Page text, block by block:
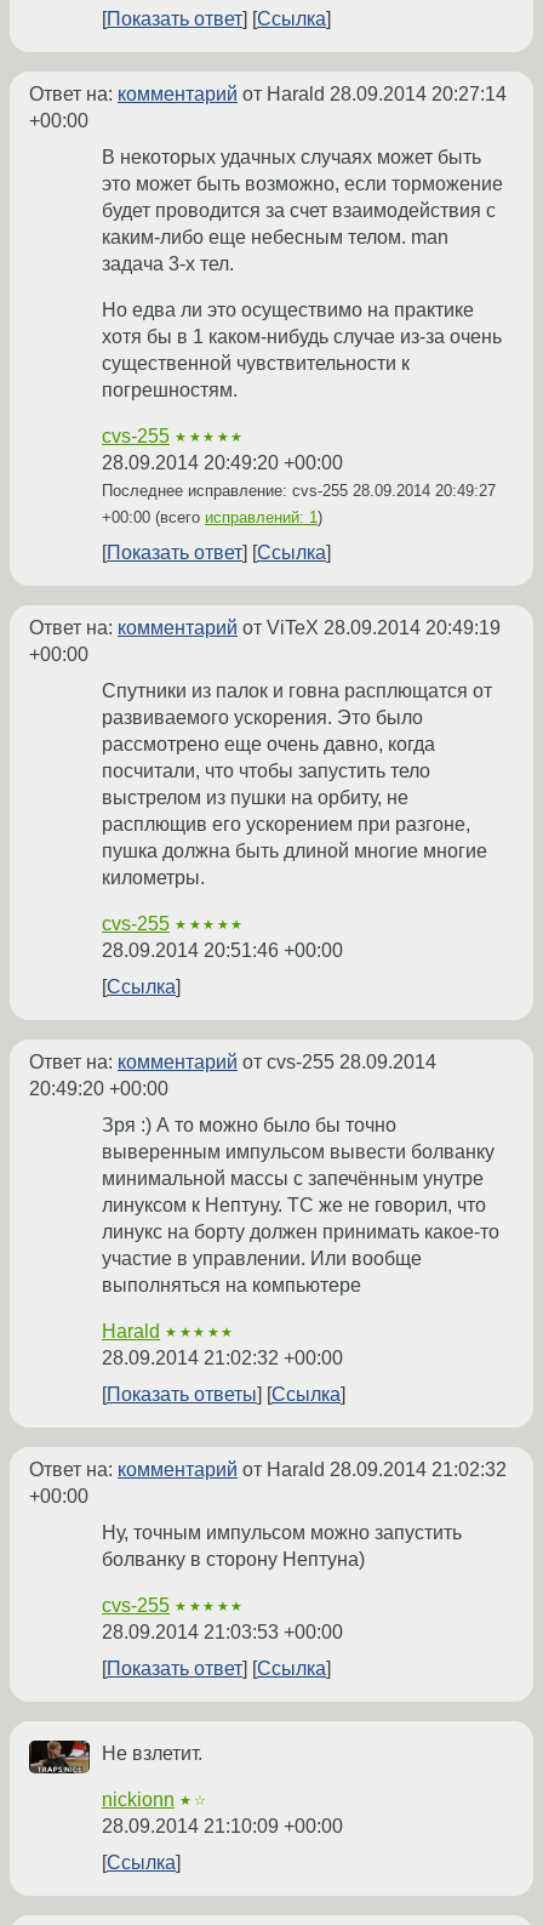
Показать ответ Ссылка
Ответ на: комментарий от Harald 28.09.2014 20:27:14
+00:00
В некоторых удачных случаях может быть
это может быть возможно, если торможение
будет проводится за счет взаимодействия с
каким-либо еще небесным телом. man
задача 3-х тел.
Но едва ли это осуществимо на практике
хотя бы в 1 каком-нибудь случае из-за очень
существенной чувствительности к
погрешностям.
cvs-255 ★★★★★
28.09.2014 20:49:20 +00:00
Последнее исправление: cvs-255 28.09.2014 20:49:27
+00:00 (всего исправлений: 1)
Показать ответ Ссылка
Ответ на: комментарий от ViTeX 28.09.2014 20:49:19
+00:00
Спутники из палок и говна расплющатся от
развиваемого ускорения. Это было
рассмотрено еще очень давно, когда
посчитали, что чтобы запустить тело
выстрелом из пушки на орбиту, не
расплющив его ускорением при разгоне,
пушка должна быть длиной многие многие
километры.
cvs-255 ★★★★★
28.09.2014 20:51:46 +00:00
Ссылка
Ответ на: комментарий от cvs-255 28.09.2014
20:49:20 +00:00
Зря :) А то можно было бы точно
выверенным импульсом вывести болванку
минимальной массы с запечённым унутре
линуксом к Нептуну. ТС же не говорил, что
линукс на борту должен принимать какое-то
участие в управлении. Или вообще
выполняться на компьютере
Harald ★★★★★
28.09.2014 21:02:32 +00:00
Показать ответы
Ссылка
Ответ на: комментарий от Harald 28.09.2014 21:02:32
+00:00
Ну, точным импульсом можно запустить
болванку в сторону Нептуна)
cvs-255 ★★★★★
28.09.2014 21:03:53 +00:00
Показать ответ
Ссылка
Не взлетит.
nickionn ★☆
28.09.2014 21:10:09 +00:00
Ссылка